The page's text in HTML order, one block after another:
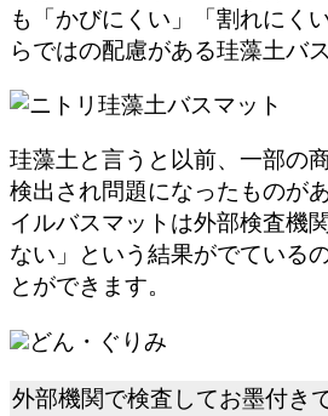
も「かびにくい」「割れにく
らではの配慮がある珪藻土バ
珪藻土と言うと以前、一部の
検出され問題になったものが
イルバスマットは外部検査機
ない」という結果がでている
とができます。
どん・ぐりみ
外部機関で検査してお墨付き